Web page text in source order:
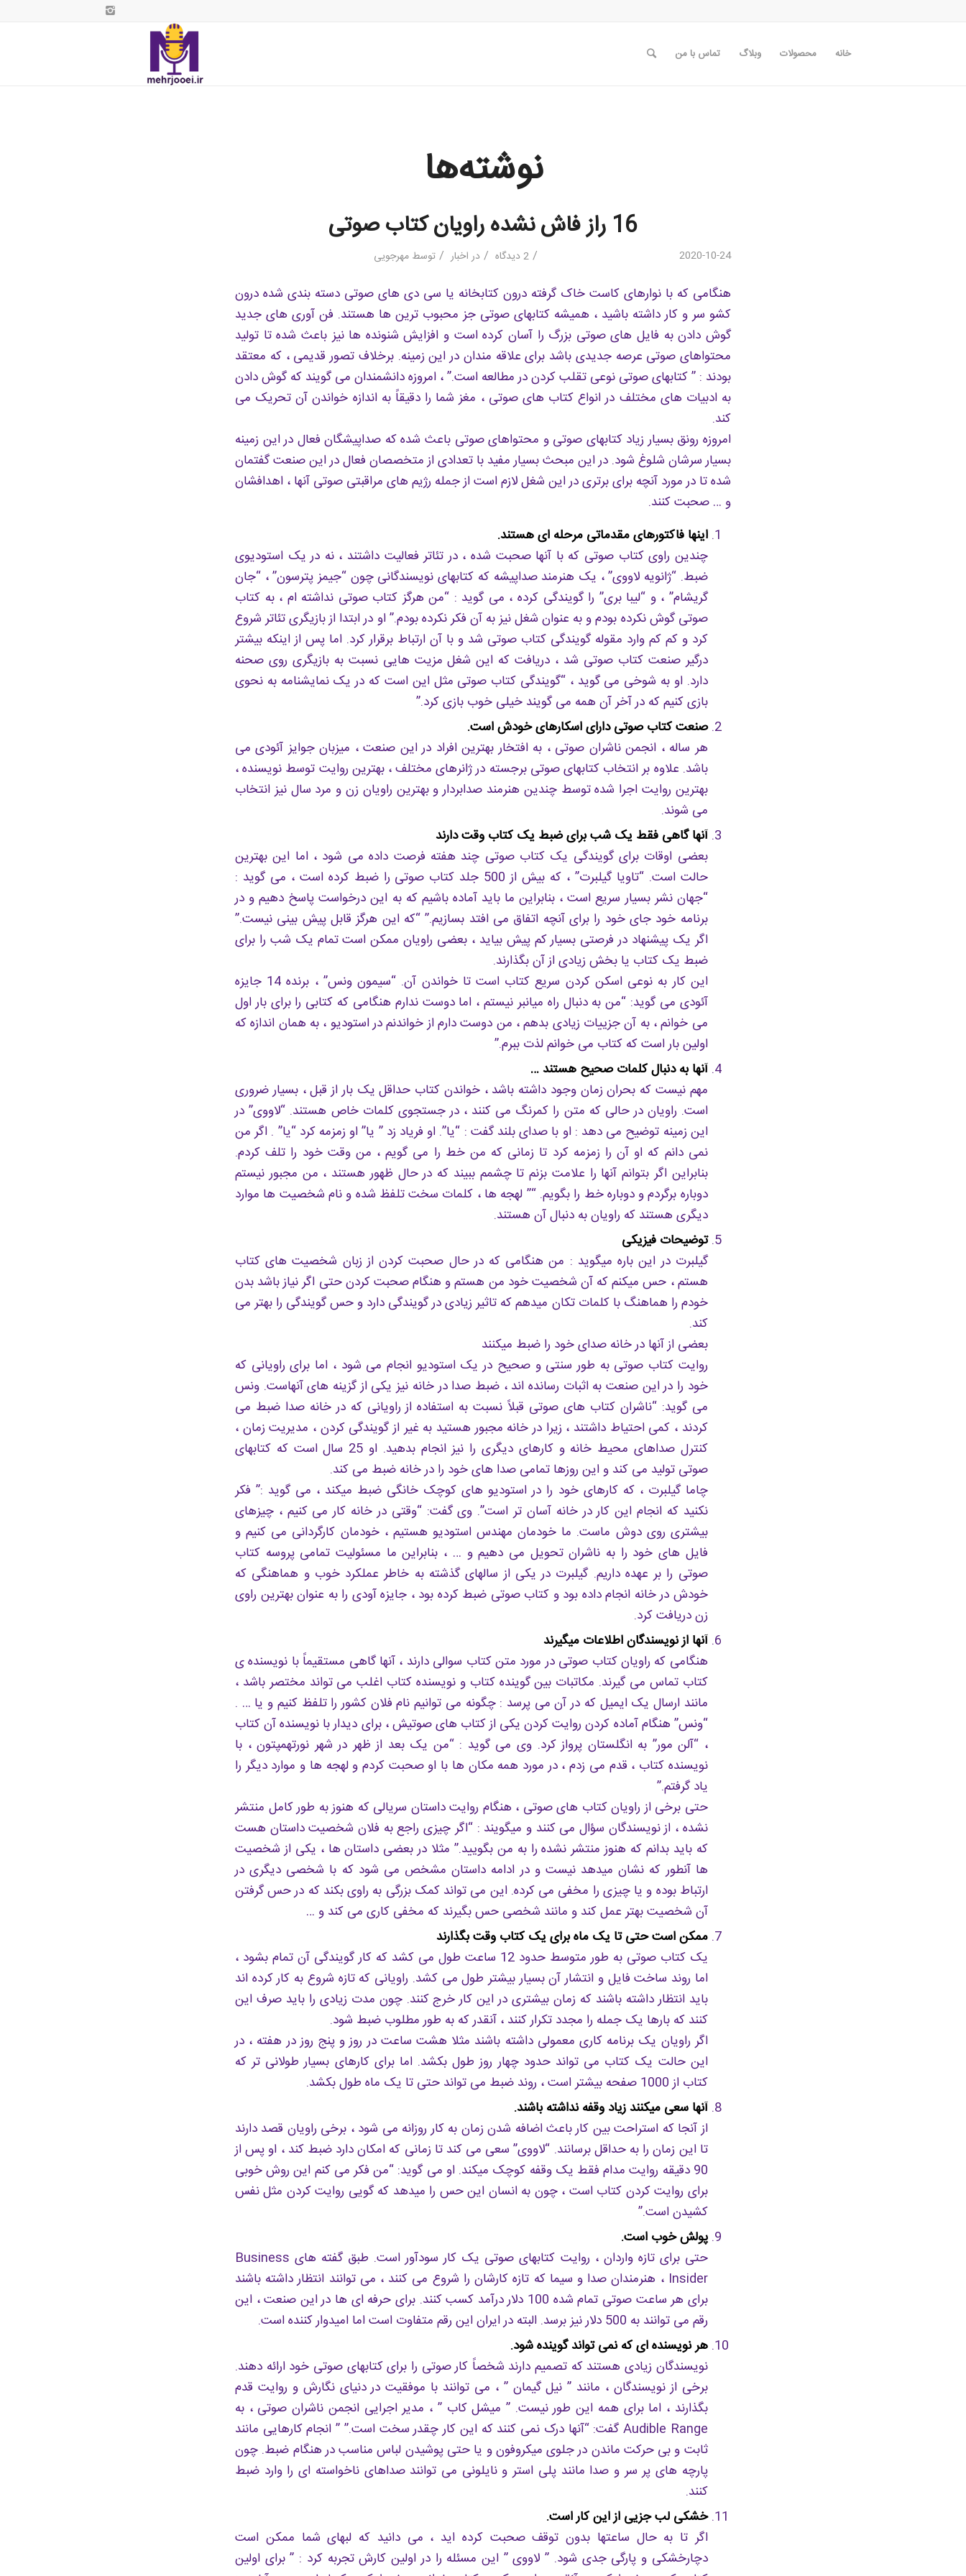
خانه محصولات وبلاگ تماس با من
نوشته‌ها
16 راز فاش نشده راویان کتاب صوتی
2020-10-24
/ 2 دیدگاه / دراخبار / توسطمهرجویی
هنگامی که با نوارهای کاست خاک گرفته درون کتابخانه یا سی دی های صوتی دسته بندی شده درون
کشو سر و کار داشته باشید ، همیشه کتابهای صوتی جز محبوب ترین ها هستند. فن آوری های جدید
گوش دادن به فایل های صوتی بزرگ را آسان کرده است و افزایش شنونده ها نیز باعث شده تا تولید
محتواهای صوتی عرصه جدیدی باشد برای علاقه مندان در این زمینه. برخلاف تصور قدیمی ، که معتقد
بودند : ” کتابهای صوتی نوعی تقلب کردن در مطالعه است.” ، امروزه دانشمندان می گویند که گوش دادن
به ادبیات های مختلف در انواع کتاب های صوتی ، مغز شما را دقیقاً به اندازه خواندن آن تحریک می
کند.
امروزه رونق بسیار زیاد کتابهای صوتی و محتواهای صوتی باعث شده که صداپیشگان فعال در این زمینه
بسیار سرشان شلوغ شود. در این مبحث بسیار مفید با تعدادی از متخصصان فعال در این صنعت گفتمان
شده تا در مورد آنچه برای برتری در این شغل لازم است از جمله رژیم های مراقبتی صوتی آنها ، اهدافشان
و … صحبت کنند.
اینها فاکتورهای مقدماتی مرحله ای هستند.
چندین راوی کتاب صوتی که با آنها صحبت شده ، در تئاتر فعالیت داشتند ، نه در یک استودیوی
ضبط. “ژانویه لاووی” ، یک هنرمند صداپیشه که کتابهای نویسندگانی چون “جیمز پترسون” ، “جان
گریشام” ، و “لیبا بری” را گویندگی کرده ، می گوید : “من هرگز کتاب صوتی نداشته ام ، به کتاب
صوتی گوش نکرده بودم و به عنوان شغل نیز به آن فکر نکرده بودم.” او در ابتدا از بازیگری تئاتر شروع
کرد و کم کم وارد مقوله گویندگی کتاب صوتی شد و با آن ارتباط برقرار کرد. اما پس از اینکه بیشتر
درگیر صنعت کتاب صوتی شد ، دریافت که این شغل مزیت هایی نسبت به بازیگری روی صحنه
دارد. او به شوخی می گوید ، “گویندگی کتاب صوتی مثل این است که در یک نمایشنامه به نحوی
بازی کنیم که در آخر آن همه می گویند خیلی خوب بازی کرد.”
صنعت کتاب صوتی دارای اسکارهای خودش است.
هر ساله ، انجمن ناشران صوتی ، به افتخار بهترین افراد در این صنعت ، میزبان جوایز آئودی می
باشد. علاوه بر انتخاب کتابهای صوتی برجسته در ژانرهای مختلف ، بهترین روایت توسط نویسنده ،
بهترین روایت اجرا شده توسط چندین هنرمند صدابردار و بهترین راویان زن و مرد سال نیز انتخاب
می شوند.
آنها گاهی فقط یک شب برای ضبط یک کتاب وقت دارند
بعضی اوقات برای گویندگی یک کتاب صوتی چند هفته فرصت داده می شود ، اما این بهترین
حالت است. “تاویا گیلبرت” ، كه بیش از 500 جلد کتاب صوتی را ضبط كرده است ، می گوید :
“جهان نشر بسیار سریع است ، بنابراین ما باید آماده باشیم كه به این درخواست پاسخ دهیم و در
برنامه خود جای خود را برای آنچه اتفاق می افتد بسازیم.” “که این هرگز قابل پیش بینی نیست.”
اگر یک پیشنهاد در فرصتی بسیار کم پیش بیاید ، بعضی راویان ممکن است تمام یک شب را برای
ضبط یک کتاب یا بخش زیادی از آن بگذارند.
این کار به نوعی اسکن کردن سریع کتاب است تا خواندن آن. “سیمون ونس” ، برنده 14 جایزه
آئودی می گوید: “من به دنبال راه میانبر نیستم ، اما دوست ندارم هنگامی که کتابی را برای بار اول
می خوانم ، به آن جزییات زیادی بدهم ، من دوست دارم از خواندنم در استودیو ، به همان اندازه که
اولین بار است که کتاب می خوانم لذت ببرم.”
آنها به دنبال کلمات صحیح هستند …
مهم نیست که بحران زمان وجود داشته باشد ، خواندن کتاب حداقل یک بار از قبل ، بسیار ضروری
است. راویان در حالی که متن را کمرنگ می کنند ، در جستجوی کلمات خاص هستند. “لاووی” در
این زمینه توضیح می دهد : او با صدای بلند گفت : “یا”. او فریاد زد ” یا” او زمزمه کرد “یا” . اگر من
نمی دانم که او آن را زمزمه کرد تا زمانی که من خط را می گویم ، من وقت خود را تلف کردم.
بنابراین اگر بتوانم آنها را علامت بزنم تا چشمم ببیند که در حال ظهور هستند ، من مجبور نیستم
دوباره برگردم و دوباره خط را بگویم. “” لهجه ها ، کلمات سخت تلفظ شده و نام شخصیت ها موارد
دیگری هستند که راویان به دنبال آن هستند.
توضیحات فیزیکی
گیلبرت در این باره میگوید : من هنگامی که در حال صحبت کردن از زبان شخصیت های کتاب
هستم ، حس میکنم که آن شخصیت خود من هستم و هنگام صحبت کردن حتی اگر نیاز باشد بدن
خودم را هماهنگ با کلمات تکان میدهم که تاثیر زیادی در گویندگی دارد و حس گویندگی را بهتر می
کند.
بعضی از آنها در خانه صدای خود را ضبط میکنند
روایت کتاب صوتی به طور سنتی و صحیح در یک استودیو انجام می شود ، اما برای راویانی که
خود را در این صنعت به اثبات رسانده اند ، ضبط صدا در خانه نیز یکی از گزینه های آنهاست. ونس
می گوید: “ناشران کتاب های صوتی قبلاً نسبت به استفاده از راویانی که در خانه صدا ضبط می
کردند ، کمی احتیاط داشتند ، زیرا در خانه مجبور هستید به غیر از گویندگی کردن ، مدیریت زمان ،
کنترل صداهای محیط خانه و کارهای دیگری را نیز انجام بدهید. او 25 سال است که کتابهای
صوتی تولید می کند و این روزها تمامی صدا های خود را در خانه ضبط می کند.
چاما گیلبرت ، که کارهای خود را در استودیو های کوچک خانگی ضبط میکند ، می گوید :” فکر
نکنید که انجام این کار در خانه آسان تر است”. وی گفت: “وقتی در خانه کار می کنیم ، چیزهای
بیشتری روی دوش ماست. ما خودمان مهندس استودیو هستیم ، خودمان کارگردانی می کنیم و
فایل های خود را به ناشران تحویل می دهیم و … ، بنابراین ما مسئولیت تمامی پروسه کتاب
صوتی را بر عهده داریم. گیلبرت در یکی از سالهای گذشته به خاطر عملکرد خوب و هماهنگی که
خودش در خانه انجام داده بود و کتاب صوتی ضبط کرده بود ، جایزه آودی را به عنوان بهترین راوی
زن دریافت کرد.
آنها از نویسندگان اطلاعات میگیرند
هنگامی که راویان کتاب صوتی در مورد متن کتاب سوالی دارند ، آنها گاهی مستقیماً با نویسنده ی
کتاب تماس می گیرند. مکاتبات بین گوینده کتاب و نویسنده کتاب اغلب می تواند مختصر باشد ،
مانند ارسال یک ایمیل که در آن می پرسد : چگونه می توانیم نام فلان کشور را تلفظ کنیم و یا … .
“ونس” هنگام آماده کردن روایت کردن یکی از کتاب های صوتیش ، برای دیدار با نویسنده آن کتاب
، “آلن مور” به انگلستان پرواز کرد. وی می گوید : “من یک بعد از ظهر در شهر نورتهمپتون ، با
نویسنده کتاب ، قدم می زدم ، در مورد همه مکان ها با او صحبت کردم و لهجه ها و موارد دیگر را
یاد گرفتم.”
حتی برخی از راویان کتاب های صوتی ، هنگام روایت داستان سریالی که هنوز به طور کامل منتشر
نشده ، از نویسندگان سؤال می کنند و میگویند : “اگر چیزی راجع به فلان شخصیت داستان هست
که باید بدانم که هنوز منتشر نشده را به من بگویید.” مثلا در بعضی داستان ها ، یکی از شخصیت
ها آنطور که نشان میدهد نیست و در ادامه داستان مشخص می شود که با شخصی دیگری در
ارتباط بوده و یا چیزی را مخفی می کرده. این می تواند کمک بزرگی به راوی بکند که در حس گرفتن
آن شخصیت بهتر عمل کند و مانند شخصی حس بگیرند که مخفی کاری می کند و …
ممکن است حتی تا یک ماه برای یک کتاب وقت بگذارند
یک کتاب صوتی به طور متوسط حدود 12 ساعت طول می کشد که کار گویندگی آن تمام بشود ،
اما روند ساخت فایل و انتشار آن بسیار بیشتر طول می کشد. راویانی که تازه شروع به کار کرده اند
باید انتظار داشته باشند که زمان بیشتری در این کار خرج کنند. چون مدت زیادی را باید صرف این
کنند که بارها یک جمله را مجدد تکرار کنند ، آنقدر که به طور مطلوب ضبط شود.
اگر راویان یک برنامه کاری معمولی داشته باشند مثلا هشت ساعت در روز و پنج روز در هفته ، در
این حالت یک کتاب می تواند حدود چهار روز طول بکشد. اما برای کارهای بسیار طولانی تر که
کتاب از 1000 صفحه بیشتر است ، روند ضبط می تواند حتی تا یک ماه طول بکشد.
آنها سعی میکنند زیاد وقفه نداشته باشند.
از آنجا که استراحت بین کار باعث اضافه شدن زمان به کار روزانه می شود ، برخی راویان قصد دارند
تا این زمان را به حداقل برسانند. “لاووی” سعی می کند تا زمانی که امکان دارد ضبط کند ، او پس از
90 دقیقه روایت مدام فقط یک وقفه کوچک میکند. او می گوید: “من فکر می کنم این روش خوبی
برای روایت کردن کتاب است ، چون به انسان این حس را میدهد که گویی روایت کردن مثل نفس
کشیدن است.”
پولش خوب است.
حتی برای تازه واردان ، روایت کتابهای صوتی یک کار سودآور است. طبق گفته های Business
Insider ، هنرمندان صدا و سیما که تازه کارشان را شروع می کنند ، می توانند انتظار داشته باشند
برای هر ساعت صوتی تمام شده 100 دلار درآمد کسب کنند. برای حرفه ای ها در این صنعت ، این
رقم می توانند به 500 دلار نیز برسد. البته در ایران این رقم متفاوت است اما امیدوار کننده است.
هر نویسنده ای که نمی تواند گوینده شود.
نویسندگان زیادی هستند که تصمیم دارند شخصاً کار صوتی را برای کتابهای صوتی خود ارائه دهند.
برخی از نویسندگان ، مانند ” نیل گیمان ” ، می توانند با موفقیت در دنیای نگارش و روایت قدم
بگذارند ، اما برای همه این طور نیست. ” میشل کاب ” ، مدیر اجرایی انجمن ناشران صوتی ، به
Audible Range گفت: “آنها درک نمی کنند که این کار چقدر سخت است.” ” انجام کارهایی مانند
ثابت و بی حرکت ماندن در جلوی میکروفون و یا حتی پوشیدن لباس مناسب در هنگام ضبط. چون
پارچه های پر سر و صدا مانند پلی استر و نایلونی می توانند صداهای ناخواسته ای را وارد ضبط
کنند.
خشکی لب جزیی از این کار است.
اگر تا به حال ساعتها بدون توقف صحبت کرده اید ، می دانید که لبهای شما ممکن است
دچارخشکی و پارگی جدی شود. ” لاووی ” این مسئله را در اولین کارش تجربه کرد : ” برای اولین